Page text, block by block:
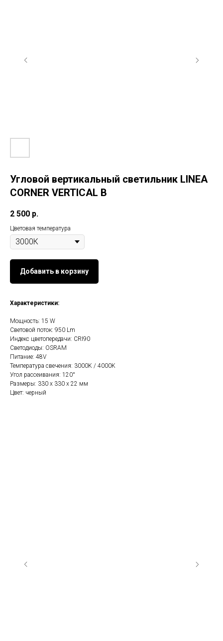
Угловой вертикальный светильник LINEA
CORNER VERTICAL B
2 500 р.
Цветовая температура
Добавить в корзину
Характеристики:
Мощность: 15 W
Световой поток: 950 Lm
Индекс цветопередачи: CRI90
Светодиоды: OSRAM
Питание: 48V
Температура свечения: 3000K / 4000K
Угол рассеивания: 120°
Размеры: 330 х 330 х 22 мм
Цвет: черный